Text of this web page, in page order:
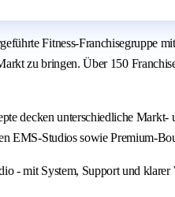
Fitness-Franchisegruppe
zu bringen. Über 150
decken unterschiedliche
EMS-Studios sowie Premium-
- mit System, Support und klarer